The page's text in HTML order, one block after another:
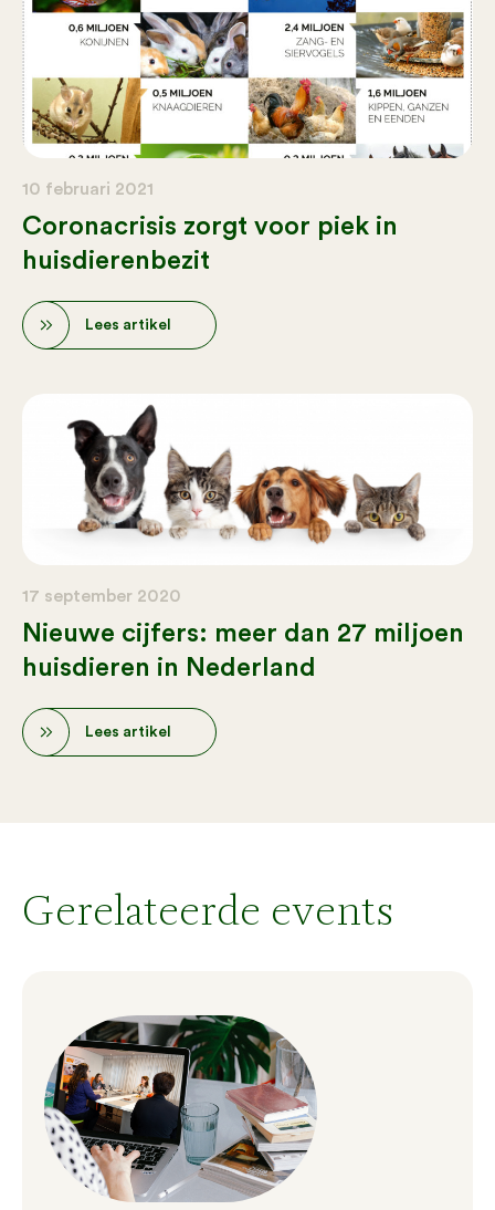
10 februari 2021
Coronacrisis zorgt voor piek in
huisdierenbezit
Lees artikel
17 september 2020
Nieuwe cijfers: meer dan 27 miljoen
huisdieren in Nederland
Lees artikel
Gerelateerde events